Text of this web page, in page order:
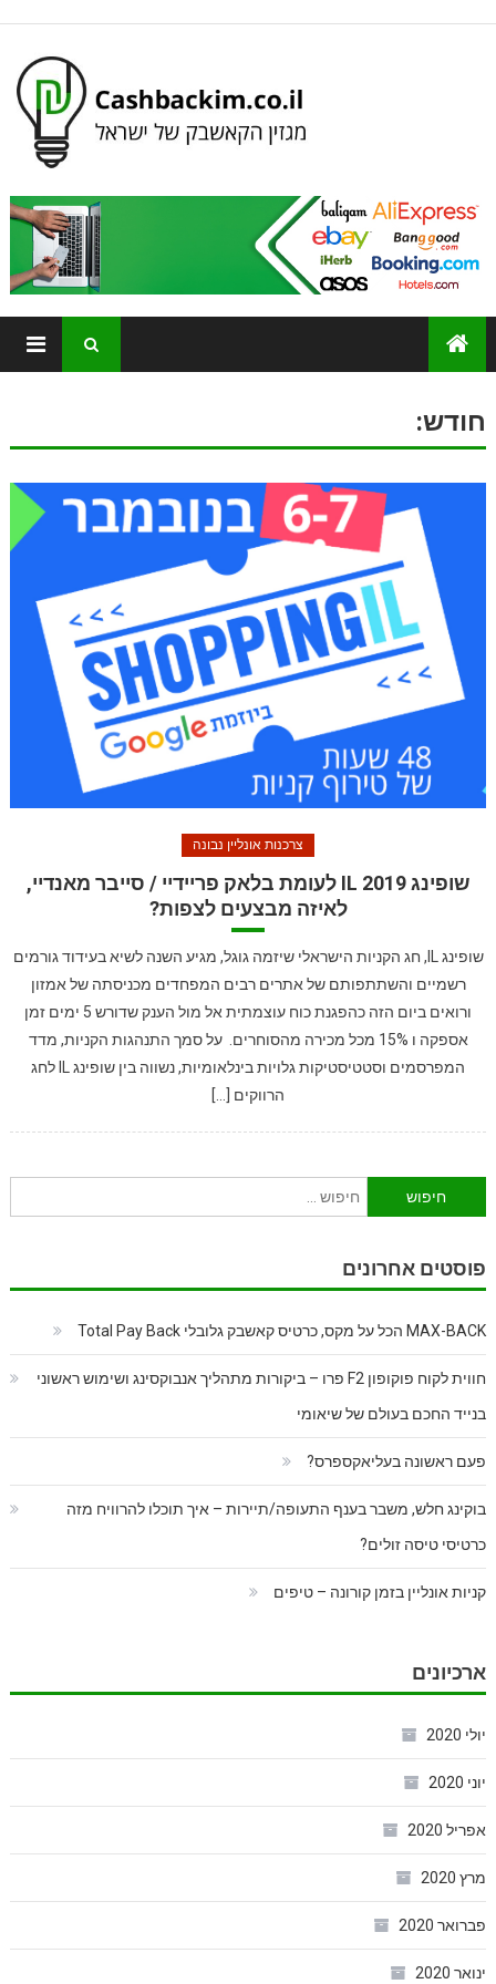
חודש:
צרכנות אונליין נבונה
שופינג IL 2019 לעומת בלאק פריידיי / סייבר מאנדיי,
לאיזה מבצעים לצפות?
שופינג IL, חג הקניות הישראלי שיזמה גוגל, מגיע השנה לשיא בעידוד גורמים
רשמיים והשתתפותם של אתרים רבים המפחדים מכניסתה של אמזון
ורואים ביום הזה כהפגנת כוח עוצמתית אל מול הענק שדורש 5 ימים זמן
אספקה ו 15% מכל מכירה מהסוחרים. על סמך התנהגות הקניות, מדד
המפרסמים וסטטיסטיקות גלויות בינלאומיות, נשווה בין שופינג IL לחג
הרווקים […]
חיפוש:
פוסטים אחרונים
MAX-BACK הכל על מקס, כרטיס קאשבק גלובלי Total Pay Back
חווית לקוח פוקופון F2 פרו – ביקורות מתהליך אנבוקסינג ושימוש ראשוני
בנייד החכם בעולם של שיאומי
פעם ראשונה בעליאקספרס?
בוקינג חלש, משבר בענף התעופה/תיירות – איך תוכלו להרוויח מזה
כרטיסי טיסה זולים?
קניות אונליין בזמן קורונה – טיפים
ארכיונים
יולי 2020
יוני 2020
אפריל 2020
מרץ 2020
פברואר 2020
ינואר 2020